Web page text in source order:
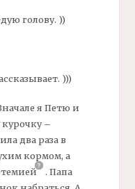
голову. ))
)))
я Петю и
–
два раза в
кормом, а
. Папа